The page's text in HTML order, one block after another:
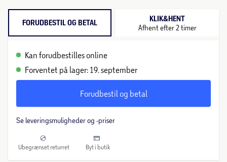
FORUDBESTIL OG BETAL KLIK&HENT
Afhent efter 2 timer
Kan forudbestilles online
Forventet på lager: 19. september
Forudbestil og betal
Se leveringsmuligheder og -priser
Ubegrænset returret Byt i butik